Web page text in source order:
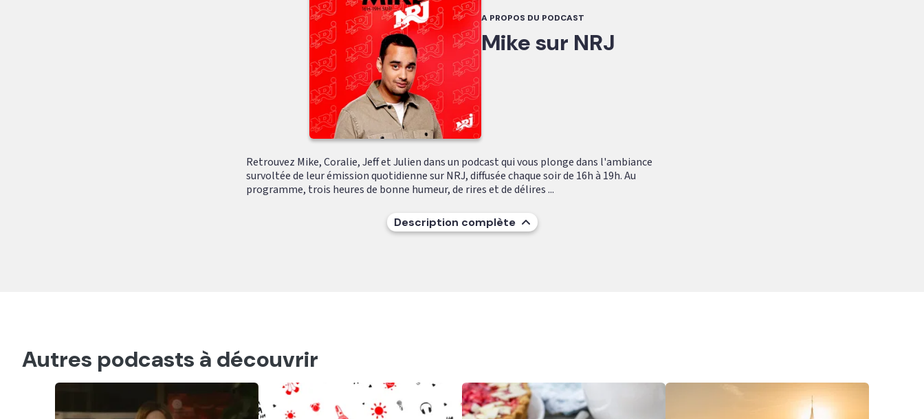
A PROPOS DU PODCAST
Mike sur NRJ
Retrouvez Mike, Coralie, Jeff et Julien dans un podcast qui vous plonge dans l'ambiance
survoltée de leur émission quotidienne sur NRJ, diffusée chaque soir de 16h à 19h. Au
programme, trois heures de bonne humeur, de rires et de délires ...
Description complète
Autres podcasts à découvrir